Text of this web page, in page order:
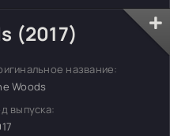
(2017)
название:
Woods
выпуска: